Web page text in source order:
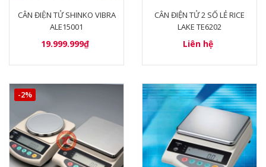
CÂN ĐIỆN TỬ SHINKO VIBRA
ALE15001
19.999.999₫
CÂN ĐIỆN TỬ 2 SỐ LẺ RICE
LAKE TE6202
Liên hệ
-2%